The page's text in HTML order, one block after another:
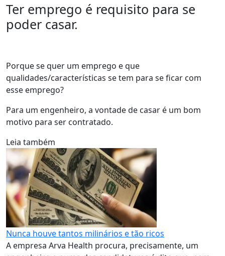
Ter emprego é requisito para se
poder casar.
Porque se quer um emprego e que
qualidades/características se tem para se ficar com
esse emprego?
Para um engenheiro, a vontade de casar é um bom
motivo para ser contratado.
Leia também
Nunca houve tantos milinários e tão ricos
A empresa Arva Health procura, precisamente, um